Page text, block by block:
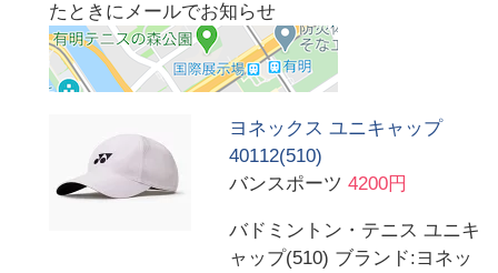
たときにメールでお知らせ
ヨネックス ユニキャップ
40112(510)
バンスポーツ 4200円
バドミントン・テニス ユニキ
ャップ(510) ブランド:ヨネッ